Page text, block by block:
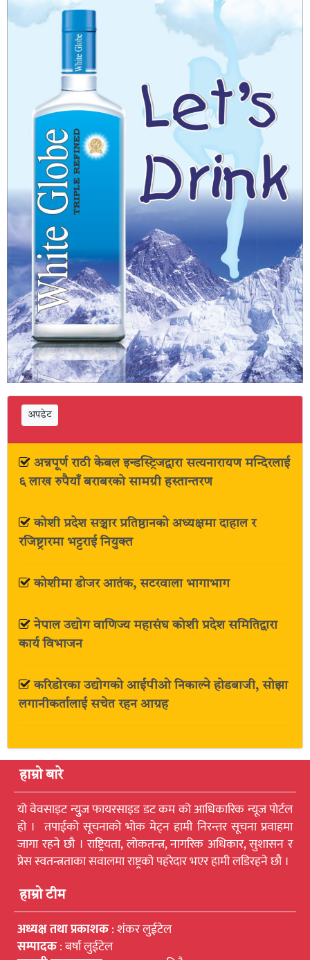
अपडेट
अन्नपूर्ण राठी केबल इन्डस्ट्रिजद्वारा सत्यनारायण मन्दिरलाई
६ लाख रुपैयाँ बराबरको सामग्री हस्तान्तरण
कोशी प्रदेश सञ्चार प्रतिष्ठानको अध्यक्षमा दाहाल र
रजिष्ट्रारमा भट्टराई नियुक्त
कोशीमा डोजर आतंक, सटरवाला भागाभाग
नेपाल उद्योग वाणिज्य महासंघ कोशी प्रदेश समितिद्वारा
कार्य विभाजन
करिडोरका उद्योगको आईपीओ निकाल्ने होडबाजी, सोझा
लगानीकर्तालाई सचेत रहन आग्रह
हाम्रो बारे
यो वेवसाइट न्युुज फायरसाइड डट कम को आधिकारिक न्यूज पोर्टल
हो । तपाईको सूचनाको भोक मेट्न हामी निरन्तर सूचना प्रवाहमा
जागा रहने छौ । राष्ट्रियता, लोकतन्त्र, नागरिक अधिकार, सुशासन र
प्रेस स्वतन्त्रताका सवालमा राष्ट्रको पहरेदार भएर हामी लडिरहने छौ ।
हाम्रो टीम
अध्यक्ष तथा प्रकाशक: शंकर लुईटेल
सम्पादक: बर्षा लुईटेल